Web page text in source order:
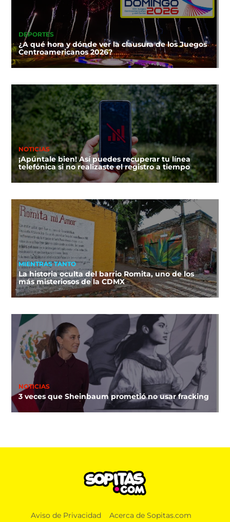
DEPORTES
¿A qué hora y dónde ver la clausura de los Juegos
Centroamericanos 2026?
NOTICIAS
¡Apúntale bien! Así puedes recuperar tu línea
telefónica si no realizaste el registro a tiempo
MIENTRAS TANTO
La historia oculta del barrio Romita, uno de los
más misteriosos de la CDMX
NOTICIAS
3 veces que Sheinbaum prometió no usar fracking
Aviso de Privacidad Acerca de Sopitas.com